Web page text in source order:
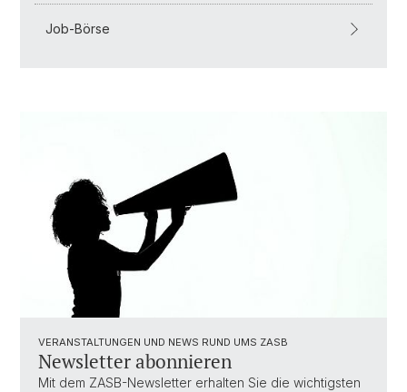
Job-Börse
VERANSTALTUNGEN UND NEWS RUND UMS ZASB
Newsletter abonnieren
Mit dem ZASB-Newsletter erhalten Sie die wichtigsten